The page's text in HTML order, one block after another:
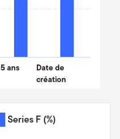
5 ans
Date de
création
Series F (%)